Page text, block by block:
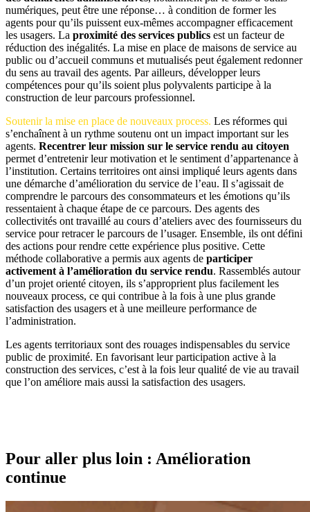
numériques, peut être une réponse… à condition de former les
agents pour qu’ils puissent eux-mêmes accompagner efficacement
les usagers. La proximité des services publics est un facteur de
réduction des inégalités. La mise en place de maisons de service au
public ou d’accueil communs et mutualisés peut également redonner
du sens au travail des agents. Par ailleurs, développer leurs
compétences pour qu’ils soient plus polyvalents participe à la
construction de leur parcours professionnel.
Soutenir la mise en place de nouveaux process. Les réformes qui
s’enchaînent à un rythme soutenu ont un impact important sur les
agents. Recentrer leur mission sur le service rendu au citoyen
permet d’entretenir leur motivation et le sentiment d’appartenance à
l’institution. Certains territoires ont ainsi impliqué leurs agents dans
une démarche d’amélioration du service de l’eau. Il s’agissait de
comprendre le parcours des consommateurs et les émotions qu’ils
ressentaient à chaque étape de ce parcours. Des agents des
collectivités ont travaillé au cours d’ateliers avec des fournisseurs du
service pour retracer le parcours de l’usager. Ensemble, ils ont défini
des actions pour rendre cette expérience plus positive. Cette
méthode collaborative a permis aux agents de participer
activement à l’amélioration du service rendu. Rassemblés autour
d’un projet orienté citoyen, ils s’approprient plus facilement les
nouveaux process, ce qui contribue à la fois à une plus grande
satisfaction des usagers et à une meilleure performance de
l’administration.
Les agents territoriaux sont des rouages indispensables du service
public de proximité. En favorisant leur participation active à la
construction des services, c’est à la fois leur qualité de vie au travail
que l’on améliore mais aussi la satisfaction des usagers.
Pour aller plus loin : Amélioration
continue